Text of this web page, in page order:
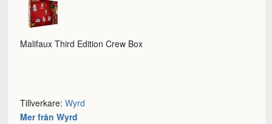
Malifaux Third Edition Crew Box
Tillverkare:Wyrd
Mer från Wyrd